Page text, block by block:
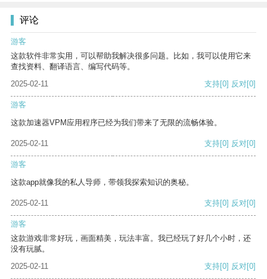
评论
游客
这款软件非常实用，可以帮助我解决很多问题。比如，我可以使用它来
查找资料、翻译语言、编写代码等。
2025-02-11
支持[0] 反对[0]
游客
这款加速器VPM应用程序已经为我们带来了无限的流畅体验。
2025-02-11 支持[0] 反对[0]
游客
这款app就像我的私人导师，带领我探索知识的奥秘。
2025-02-11 支持[0] 反对[0]
游客
这款游戏非常好玩，画面精美，玩法丰富。我已经玩了好几个小时，还
没有玩腻。
2025-02-11
支持[0] 反对[0]